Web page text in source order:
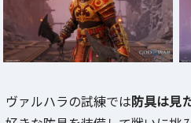
ヴァルハラの試練では防具は見